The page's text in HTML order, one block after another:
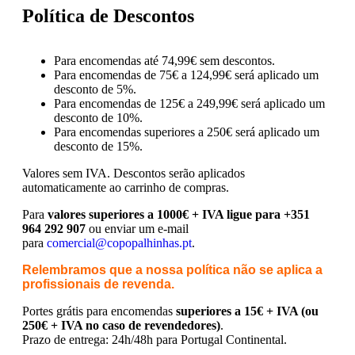
Política de Descontos
Para encomendas até 74,99€ sem descontos.
Para encomendas de 75€ a 124,99€ será aplicado um
desconto de 5%.
Para encomendas de 125€ a 249,99€ será aplicado um
desconto de 10%.
Para encomendas superiores a 250€ será aplicado um
desconto de 15%.
Valores sem IVA. Descontos serão aplicados
automaticamente ao carrinho de compras.
Para valores superiores a 1000€ + IVA ligue para +351
964 292 907 ou enviar um e-mail
para comercial@copopalhinhas.pt.
Relembramos que a nossa política não se aplica a
profissionais de revenda.
Portes grátis para encomendas superiores a 15€ + IVA (ou
250€ + IVA no caso de revendedores).
Prazo de entrega: 24h/48h para Portugal Continental.